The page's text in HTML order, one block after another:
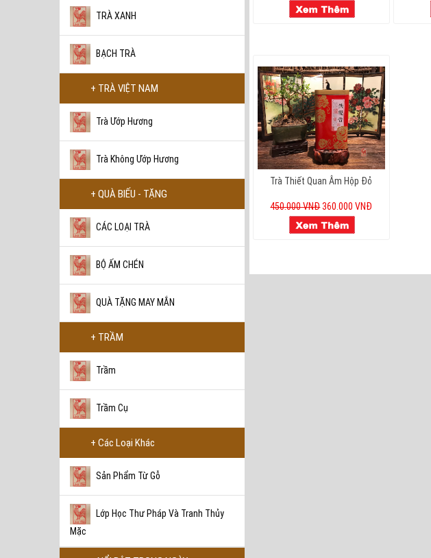
TRÀ XANH
BẠCH TRÀ
+ TRÀ VIỆT NAM
Trà Ướp Hương
Trà Không Ướp Hương
+ QUÀ BIẾU - TẶNG
CÁC LOẠI TRÀ
BỘ ẤM CHÉN
QUÀ TẶNG MAY MẮN
+ TRẦM
Trầm
Trầm Cụ
+ Các Loại Khác
Sản Phẩm Từ Gỗ
Lớp Học Thư Pháp Và Tranh Thủy
Mặc
BẾP ĐUN GỐM RETRO
BỘ TRÀ DU LỊCH HOA
2.800.000 VNĐ
4.600.000 VNĐ
Trà Thiết Quan Âm Hộp Đỏ
450.000 VNĐ360.000 VNĐ